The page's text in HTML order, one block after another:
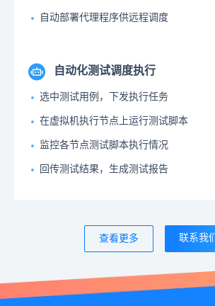
自动部署代理程序供远程调度
自动化测试调度执行
选中测试用例，下发执行任务
在虚拟机执行节点上运行测试脚本
监控各节点测试脚本执行情况
回传测试结果，生成测试报告
查看更多 联系我们